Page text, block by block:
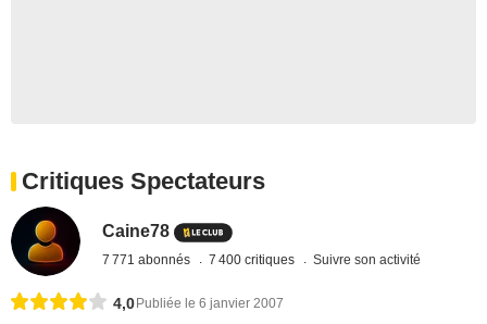
Critiques Spectateurs
Caine78
7 771 abonnés 7 400 critiques Suivre son activité
4,0 Publiée le 6 janvier 2007